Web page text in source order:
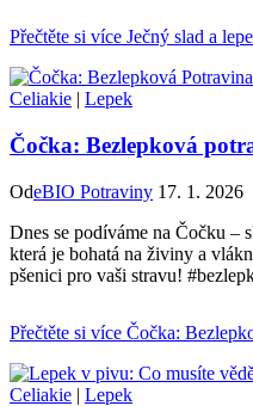
Přečtěte si více Ječný slad a
Celiakie | Lepek
Čočka: Bezlepková
OdeBIO Potraviny 17. 1. 2026
Dnes se podíváme na Čočku –
která je bohatá na živiny a
pšenici pro vaši stravu!
Přečtěte si více Čočka:
Celiakie | Lepek